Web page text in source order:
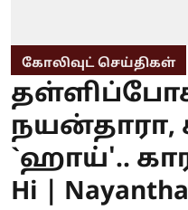
கோலிவுட் செய்திகள்
நயன்தாரா,
`ஹாய்'..
Hi |